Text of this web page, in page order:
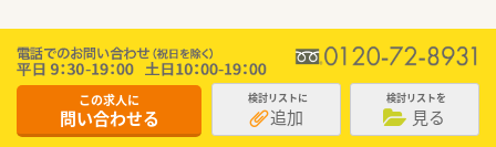
この求人に
問い合わせる
検討リストに
追加
検討リストを
見る